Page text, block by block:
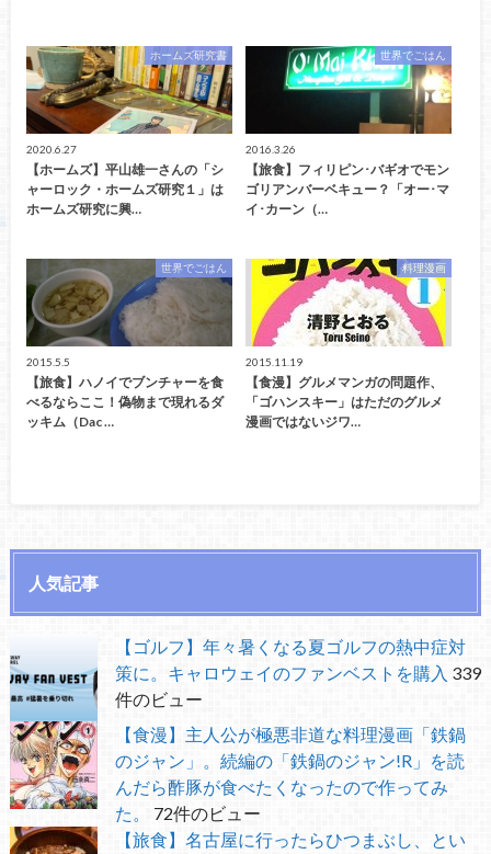
ホームズ研究書
2020.6.27
【ホームズ】平山雄一さんの「シ
ャーロック・ホームズ研究１」は
ホームズ研究に興…
世界でごはん
2016.3.26
【旅食】フィリピン･バギオでモン
ゴリアンバーベキュー？「オー･マ
イ･カーン（…
世界でごはん
2015.5.5
【旅食】ハノイでブンチャーを食
べるならここ！偽物まで現れるダ
ッキム（Dac …
料理漫画
2015.11.19
【食漫】グルメマンガの問題作、
「ゴハンスキー」はただのグルメ
漫画ではないジワ…
人気記事
【ゴルフ】年々暑くなる夏ゴルフの熱中症対
策に。キャロウェイのファンベストを購入 339
件のビュー
【食漫】主人公が極悪非道な料理漫画「鉄鍋
のジャン」。続編の「鉄鍋のジャン!R」を読
んだら酢豚が食べたくなったので作ってみ
た。
72件のビュー
【旅食】名古屋に行ったらひつまぶし、とい